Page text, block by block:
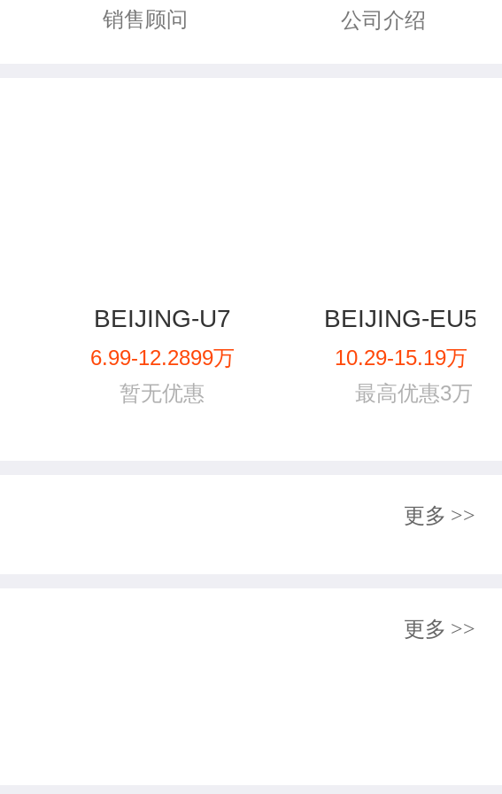
销售顾问 公司介绍
BEIJING-U7
6.99-12.2899万
暂无优惠
BEIJING-EU5
10.29-15.19万
最高优惠3万
更多 >>
更多 >>